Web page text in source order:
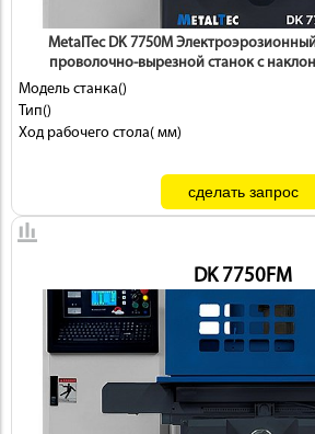
MetalTec DK 7750M
проволочно-вырезной станок с
Модель станка()
Тип()
Ход рабочего стола( мм)
DK 7750FМ